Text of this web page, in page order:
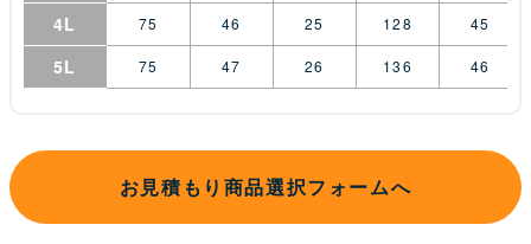
4L 75 46 25 128 45
5L 75 47 26 136 46
お見積もり商品選択フォームへ